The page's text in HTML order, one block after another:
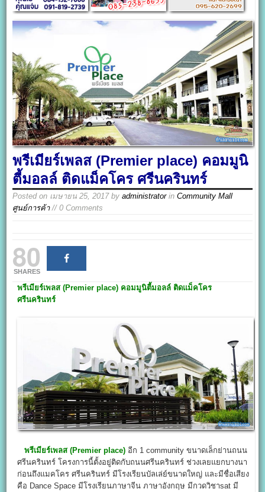
พรีเมียร์เพลส (Premier place) คอมมูนิ
ตี้มอลล์ ติดแม็คโคร ศรีนครินทร์
Posted on เมษายน 25, 2017byadministratorinCommunity Mall
ศูนย์การค้า// 0 Comments
80
SHARES
พรีเมียร์เพลส (Premier place) คอมมูนิตี้มอลล์ ติดแม็คโคร
ศรีนครินทร์
พรีเมียร์เพลส (Premier place) อีก 1 community ขนาดเล็กย่านถนน
ศรีนครินทร์ โครงการนี้ตั้งอยู่ติดกับถนนศรีนครินทร์ ช่วงเลยแยกบางนา
ก่อนถึงแมคโคร ศรีนครินทร์ มีโรงเรียนบัลเล่ย์ขนาดใหญ่ และมีชื่อเสียง
คือ Dance Space มีโรงเรียนภาษาจีน ภาษาอังกฤษ มีกวดวิชาsat มี